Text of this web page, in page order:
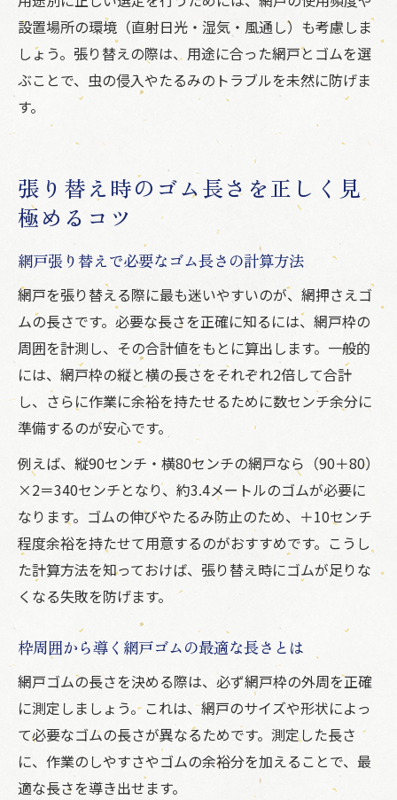
設置場所の環境（直射日光・湿気・風通し）も考慮しま
しょう。張り替えの際は、用途に合った網戸とゴムを選
ぶことで、虫の侵入やたるみのトラブルを未然に防げま
す。
張り替え時のゴム長さを正しく見
極めるコツ
網戸張り替えで必要なゴム長さの計算方法
網戸を張り替える際に最も迷いやすいのが、網押さえゴ
ムの長さです。必要な長さを正確に知るには、網戸枠の
周囲を計測し、その合計値をもとに算出します。一般的
には、網戸枠の縦と横の長さをそれぞれ2倍して合計
し、さらに作業に余裕を持たせるために数センチ余分に
準備するのが安心です。
例えば、縦90センチ・横80センチの網戸なら（90＋80）
×2＝340センチとなり、約3.4メートルのゴムが必要に
なります。ゴムの伸びやたるみ防止のため、＋10センチ
程度余裕を持たせて用意するのがおすすめです。こうし
た計算方法を知っておけば、張り替え時にゴムが足りな
くなる失敗を防げます。
枠周囲から導く網戸ゴムの最適な長さとは
網戸ゴムの長さを決める際は、必ず網戸枠の外周を正確
に測定しましょう。これは、網戸のサイズや形状によっ
て必要なゴムの長さが異なるためです。測定した長さ
に、作業のしやすさやゴムの余裕分を加えることで、最
適な長さを導き出せます。